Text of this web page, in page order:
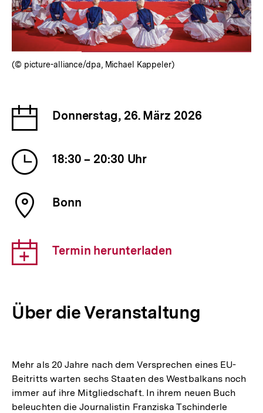
(© picture-alliance/dpa, Michael Kappeler)
Datum
der
Veranstaltung
Donnerstag, 26. März 2026
Uhrzeit
der
Veranstaltung
18:30 – 20:30 Uhr
Ort
der
Bonn
Download-
Link:
Termin herunterladen
Über die Veranstaltung
Mehr als 20 Jahre nach dem Versprechen eines EU-
Beitritts warten sechs Staaten des Westbalkans noch
immer auf ihre Mitgliedschaft. In ihrem neuen Buch
beleuchten die Journalistin Franziska Tschinderle